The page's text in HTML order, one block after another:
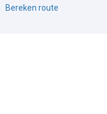
Bereken route